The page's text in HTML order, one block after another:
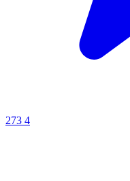
273 4